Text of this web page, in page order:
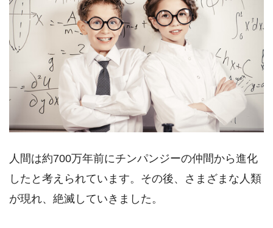
人間は約700万年前にチンパンジーの仲間から進化
したと考えられています。その後、さまざまな人類
が現れ、絶滅していきました。